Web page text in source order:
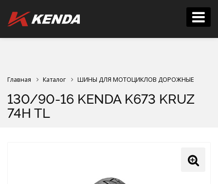
Главная Каталог ШИНЫ ДЛЯ МОТОЦИКЛОВ ДОРОЖНЫЕ
130/90-16 KENDA K673 KRUZ
74H TL